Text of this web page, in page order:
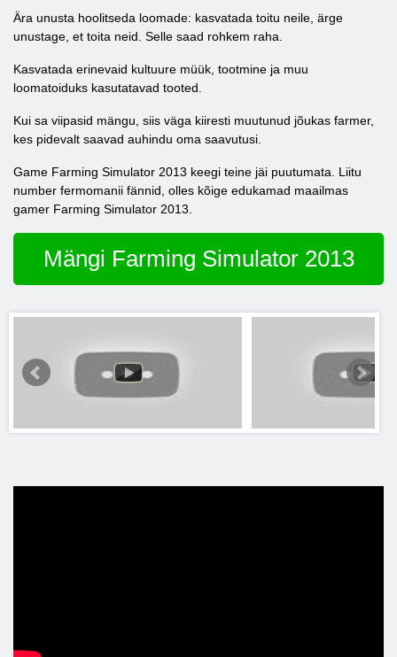
Ära unusta hoolitseda loomade: kasvatada toitu neile, ärge
unustage, et toita neid. Selle saad rohkem raha.
Kasvatada erinevaid kultuure müük, tootmine ja muu
loomatoiduks kasutatavad tooted.
Kui sa viipasid mängu, siis väga kiiresti muutunud jõukas farmer,
kes pidevalt saavad auhindu oma saavutusi.
Game Farming Simulator 2013 keegi teine ​​jäi puutumata. Liitu
number fermomanii fännid, olles kõige edukamad maailmas
gamer Farming Simulator 2013.
Mängi Farming Simulator 2013